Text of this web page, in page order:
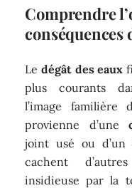
Comprendre
conséquences
Ledégât des eaux
plus courants
l’image familière
provienne d’une
joint usé ou d’un
cachent
insidieuse par la